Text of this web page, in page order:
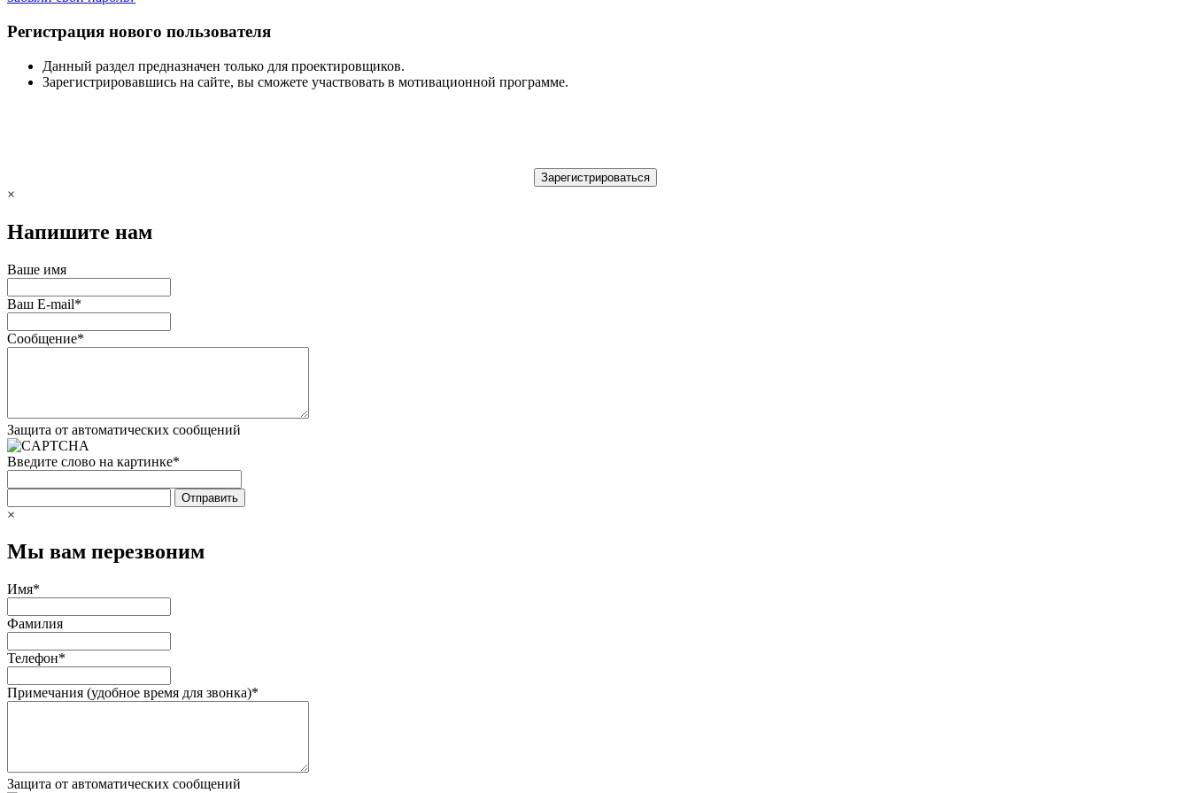
Регистрация нового пользователя
Данный раздел предназначен только для проектировщиков.
Зарегистрировавшись на сайте, вы сможете участвовать в мотивационной программе.
×
Напишите нам
Ваше имя
Ваш E-mail*
Сообщение*
Защита от автоматических сообщений
Введите слово на картинке*
×
Мы вам перезвоним
Имя*
Фамилия
Телефон*
Примечания (удобное время для звонка)*
Защита от автоматических сообщений